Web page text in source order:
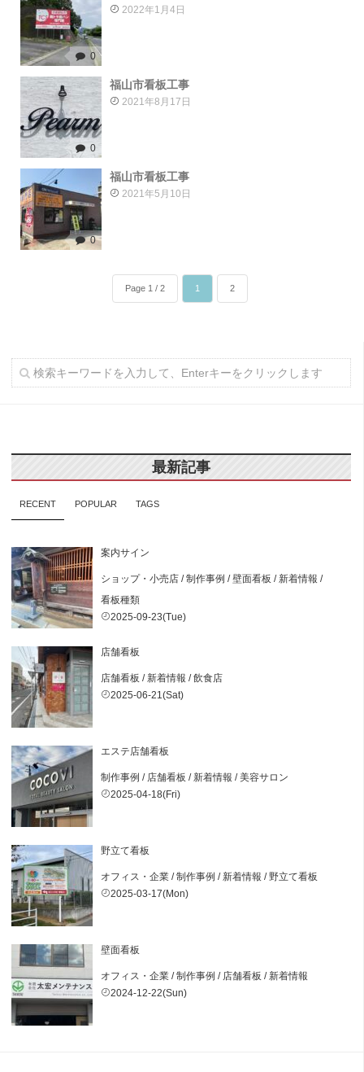
0
2022年1月4日
0
福山市看板工事
2021年8月17日
0
福山市看板工事
2021年5月10日
Page 1 / 2 1 2
最新記事
RECENT POPULAR TAGS
案内サイン
ショップ・小売店 /制作事例 /壁面看板 /新着情報 /
看板種類
2025-09-23(Tue)
店舗看板
店舗看板 /新着情報 /飲食店
2025-06-21(Sat)
エステ店舗看板
制作事例 / 店舗看板 /新着情報 /美容サロン
2025-04-18(Fri)
野立て看板
オフィス・企業 /制作事例 /新着情報 /野立て看板
2025-03-17(Mon)
壁面看板
オフィス・企業 /制作事例 / 店舗看板 /新着情報
2024-12-22(Sun)